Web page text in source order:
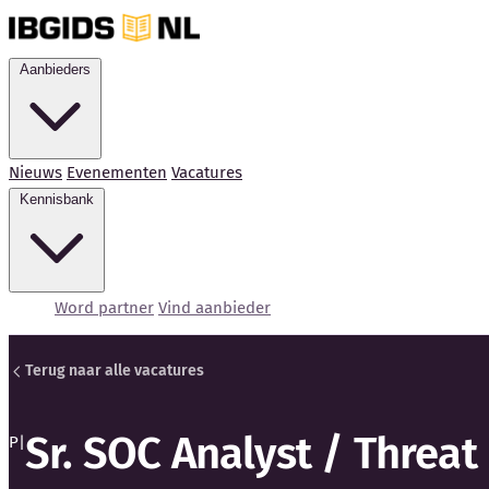
Nieuws Evenementen Vacatures
Word partner Vind aanbieder
Terug naar alle vacatures
P|Sr. SOC Analyst /